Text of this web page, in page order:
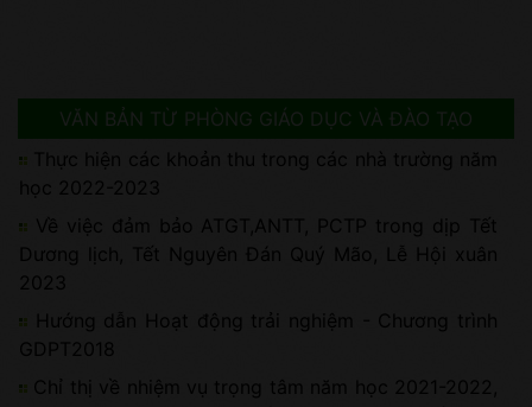
VĂN BẢN TỪ PHÒNG GIÁO DỤC VÀ ĐÀO TẠO
Thực hiện các khoản thu trong các nhà trường năm
học 2022-2023
Về việc đảm bảo ATGT,ANTT, PCTP trong dịp Tết
Dương lịch, Tết Nguyên Đán Quý Mão, Lễ Hội xuân
2023
Hướng dẫn Hoạt động trải nghiệm - Chương trình
GDPT2018
Chỉ thị về nhiệm vụ trọng tâm năm học 2021-2022,